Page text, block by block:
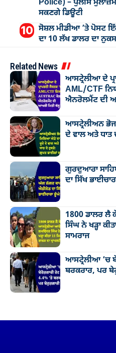
Police) – ਪੁਲੀਸ
ਸਕਣਗੇ ਡਿਊਟੀ
ਸੋਸ਼ਲ ਮੀਡੀਆ ’ਤੇ ਪੋਸਟ
ਦਾ 10 ਲੱਖ ਡਾਲਰ ਦਾ
Related News
ਆਸਟ੍ਰੇਲੀਆ ਦੇ
AML/CTF
ਐਨਰੋਲਮੈਂਟ ਦੀ
ਆਸਟ੍ਰੇਲੀਅਨ
ਦੇ ਵਾਲ ਅਤੇ ਧਾਤ
ਗੁਰਦੁਆਰਾ
ਦਾ ਸਿੱਖ
1800 ਡਾਲਰ
ਸਿੰਘ ਨੇ ਖੜ੍ਹਾ
ਸਾਮਰਾਜ
ਆਸਟ੍ਰੇਲੀਆ ’ਚ
ਬਰਕਰਾਰ, ਪਰ